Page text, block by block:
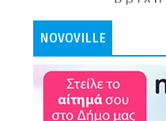
NOVOVILLE